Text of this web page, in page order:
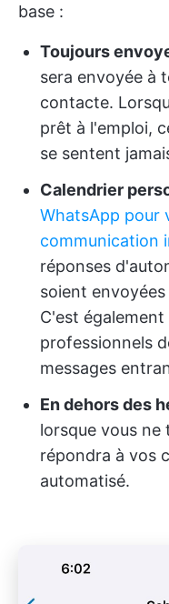
base :
Toujours
sera envoyée à
contacte.
prêt à l'emploi,
se sentent
Calendrier
WhatsApp pour
communication
réponses
soient
C'est
professionnels
messages
En dehors des
lorsque vous ne
répondra à vos
automatisé.